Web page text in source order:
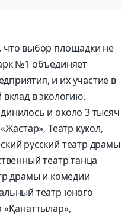
что выбор площадки не
№1 объединяет
и их участие в
в экологию.
и около 3 тысяч
Театр кукол,
русский театр драмы
театр танца
драмы и комедии
театр юного